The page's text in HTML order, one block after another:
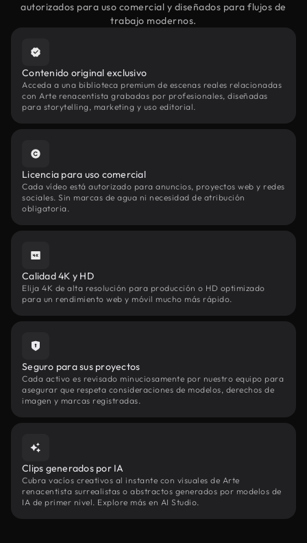
autorizados para uso comercial y diseñados para flujos de
trabajo modernos.
Contenido original exclusivo
Acceda a una biblioteca premium de escenas reales relacionadas
con Arte renacentista grabadas por profesionales, diseñadas
para storytelling, marketing y uso editorial.
Licencia para uso comercial
Cada vídeo está autorizado para anuncios, proyectos web y redes
sociales. Sin marcas de agua ni necesidad de atribución
obligatoria.
Calidad 4K y HD
Elija 4K de alta resolución para producción o HD optimizado
para un rendimiento web y móvil mucho más rápido.
Seguro para sus proyectos
Cada activo es revisado minuciosamente por nuestro equipo para
asegurar que respeta consideraciones de modelos, derechos de
imagen y marcas registradas.
Clips generados por IA
Cubra vacíos creativos al instante con visuales de Arte
renacentista surrealistas o abstractos generados por modelos de
IA de primer nivel. Explore más en AI Studio.